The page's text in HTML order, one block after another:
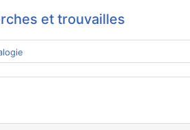
et trouvailles